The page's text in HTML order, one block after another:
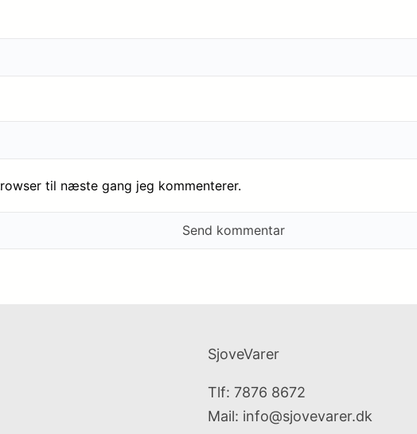
til næste gang jeg kommenterer.
SjoveVarer
Tlf: 7876 8672
Mail: info@sjovevarer.dk